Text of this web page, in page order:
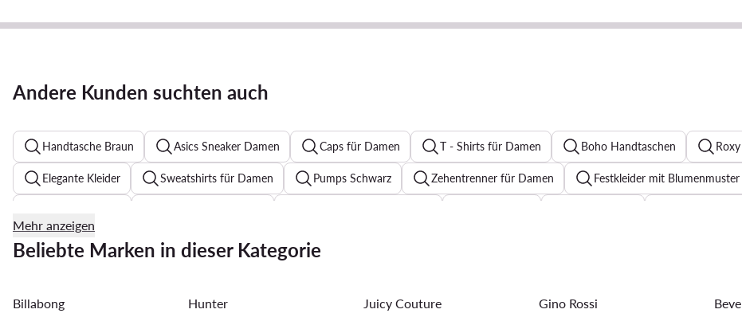
Andere Kunden suchten auch
Handtasche Braun Asics Sneaker Damen Caps für Damen T - Shirts für Damen Boho Handtaschen
Elegante Kleider Sweatshirts für Damen Pumps Schwarz Zehentrenner für Damen Festkleider mit
Halsketten für Damen Sommerkleider Armbänder für Damen
Mehr anzeigen
Beliebte Marken in dieser Kategorie
Billabong Hunter Juicy Couture Gino Rossi